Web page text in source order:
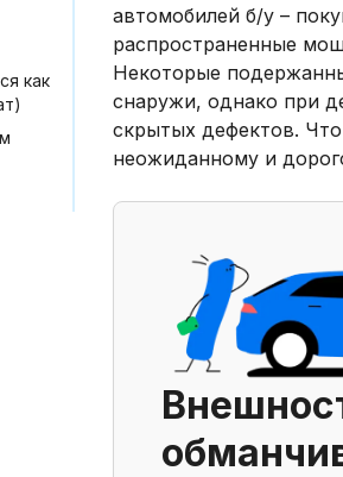
как
автомобилей б/у –
распространенные
Некоторые
снаружи, однако при
скрытых дефектов.
неожиданному и